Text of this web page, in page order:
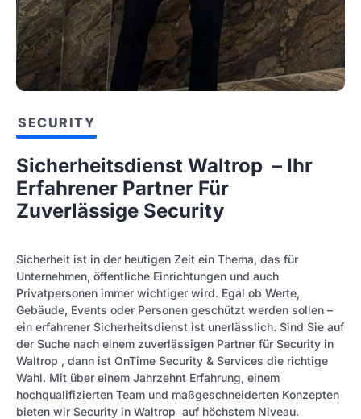
SECURITY
Sicherheitsdienst Waltrop – Ihr
Erfahrener Partner Für
Zuverlässige Security
Sicherheit ist in der heutigen Zeit ein Thema, das für
Unternehmen, öffentliche Einrichtungen und auch
Privatpersonen immer wichtiger wird. Egal ob Werte,
Gebäude, Events oder Personen geschützt werden sollen –
ein erfahrener Sicherheitsdienst ist unerlässlich. Sind Sie auf
der Suche nach einem zuverlässigen Partner für Security in
Waltrop , dann ist OnTime Security & Services die richtige
Wahl. Mit über einem Jahrzehnt Erfahrung, einem
hochqualifizierten Team und maßgeschneiderten Konzepten
bieten wir Security in Waltrop auf höchstem Niveau.